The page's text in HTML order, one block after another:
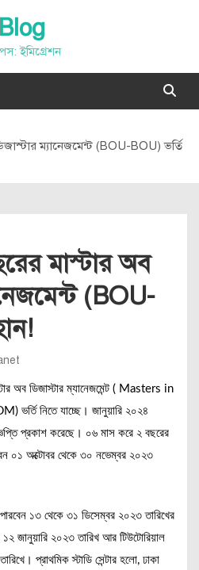
ইমিগ্রেশন
ম্যানেজমেন্ট (BOU-BOU) ভর্তি
মাস্টার অব
(BOU-
অব ডিজাস্টার ম্যানেজমেন্ট ( Masters in
নিতে যাচ্ছে। জানুয়ারি ২০২৪
প্রকাশ করেছে। ০৬ মাস করে ২ বছরের
০১ অক্টোবর থেকে ৩০ নভেম্বর ২০২৩
পারবেন ১৩ থেকে ৩১ ডিসেম্বর ২০২৩ তারিখের
জানুয়ারি ২০২৩ তারিখ আর টিউটোরিয়াল
প্রাথমিক স্টাডি সেন্টার হলো, ঢাকা